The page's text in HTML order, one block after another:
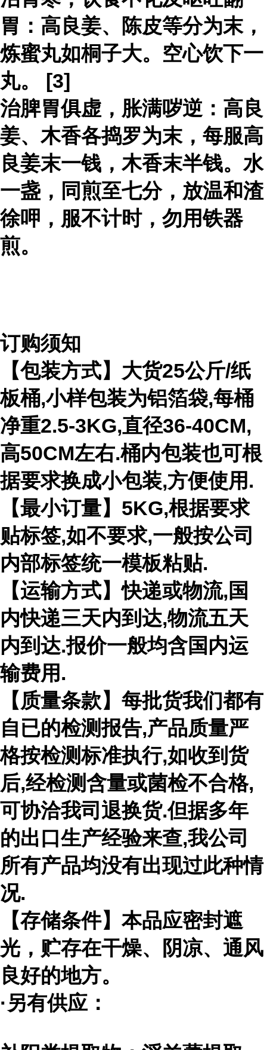
胃：高良姜、陈皮等分为末，
炼蜜丸如桐子大。空心饮下一
丸。 [3]
治脾胃俱虚，胀满哕逆：高良
姜、木香各捣罗为末，每服高
良姜末一钱，木香末半钱。水
一盏，同煎至七分，放温和渣
徐呷，服不计时，勿用铁器
煎。
订购须知
【包装方式】大货25公斤/纸
板桶,小样包装为铝箔袋,每桶
净重2.5-3KG,直径36-40CM,
高50CM左右.桶内包装也可根
据要求换成小包装,方便使用 .
【最小订量】 5KG,根据要求
贴标签,如不要求,一般按公司
内部标签统一模板粘贴.
【运输方式】快递或物流,国
内快递三天内到达,物流五天
内到达.报价一般均含国内运
输费用 .
【质量条款】每批货我们都有
自已的检测报告,产品质量严
格按检测标准执行,如收到货
后,经检测含量或菌检不合格,
可协洽我司退换货.但据多年
的出口生产经验来查,我公司
所有产品均没有出现过此种情
况.
【存储条件】本品应密封遮
光，贮存在干燥、阴凉、通风
良好的地方。
·另有供应：